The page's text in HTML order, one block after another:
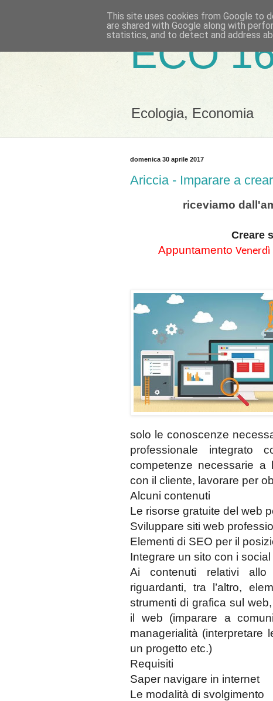
ECO
Ecologia, Economia
domenica 30 aprile 2017
Ariccia - Imparare a
riceviamo
Creare
Appuntamento Venerdì
solo le conoscenze
professionale
competenze necessarie a
con il cliente, lavorare per
Alcuni contenuti
Le risorse gratuite del web
Sviluppare siti web
Elementi di SEO per il
Integrare un sito con i
Ai contenuti relativi allo
riguardanti, tra l’altro,
strumenti di grafica sul
il web (imparare a
managerialità (interpretare
un progetto etc.)
Requisiti
Saper navigare in internet
Le modalità di svolgimento
This site uses cookies from Google to
are shared with Google along with
statistics, and to detect and address